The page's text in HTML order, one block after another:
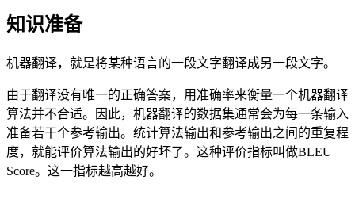
知识准备
机器翻译，就是将某种语言的一段文字翻译成另一段文字。
由于翻译没有唯一的正确答案，用准确率来衡量一个机器翻译
算法并不合适。因此，机器翻译的数据集通常会为每一条输入
准备若干个参考输出。统计算法输出和参考输出之间的重复程
度，就能评价算法输出的好坏了。这种评价指标叫做BLEU
Score。这一指标越高越好。